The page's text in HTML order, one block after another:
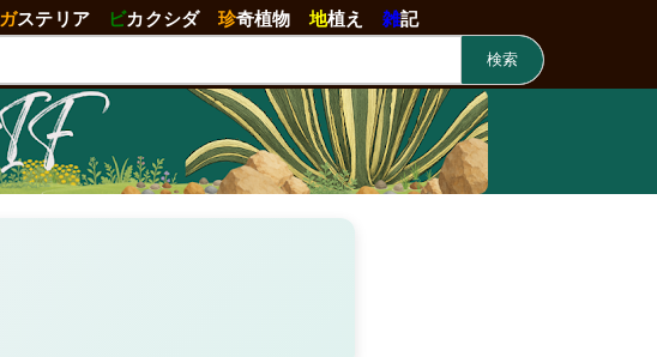
ガステリア ビカクシダ 珍奇植物 地植え 雑記
検索